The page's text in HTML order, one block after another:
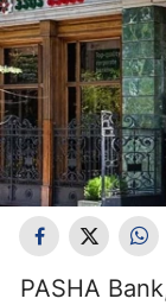
PASHA